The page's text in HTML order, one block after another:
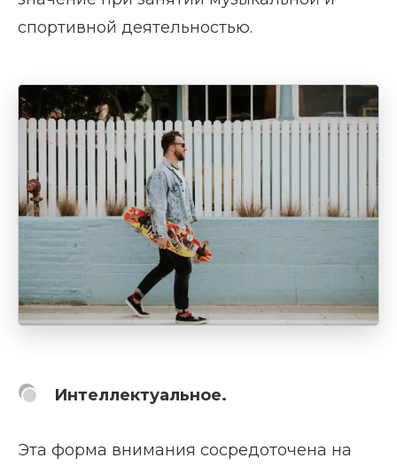
спортивной деятельностью.
Интеллектуальное.
Эта форма внимания сосредоточена на